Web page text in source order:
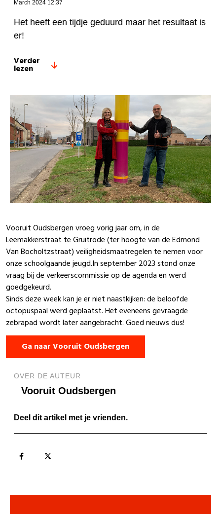
March 2024 12:37
Het heeft een tijdje geduurd maar het resultaat is
er!
Verder
lezen
Vooruit Oudsbergen vroeg vorig jaar om, in de
Leemakkerstraat te Gruitrode (ter hoogte van de Edmond
Van Bocholtzstraat) veiligheidsmaatregelen te nemen voor
onze schoolgaande jeugd.In september 2023 stond onze
vraag bij de verkeerscommissie op de agenda en werd
goedgekeurd.
Sinds deze week kan je er niet naastkijken: de beloofde
octopuspaal werd geplaatst. Het eveneens gevraagde
zebrapad wordt later aangebracht. Goed nieuws dus!
Ga naar Vooruit Oudsbergen
OVER DE AUTEUR
Vooruit Oudsbergen
Deel dit artikel met je vrienden.